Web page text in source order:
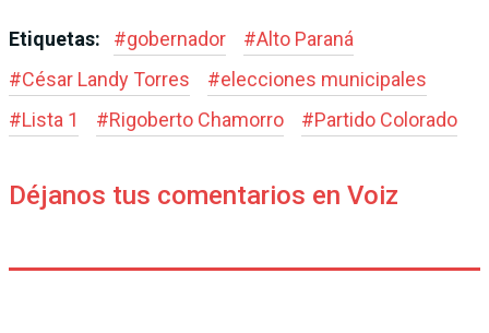
Etiquetas: #gobernador #Alto Paraná
#César Landy Torres #elecciones municipales
#Lista 1 #Rigoberto Chamorro #Partido Colorado
Déjanos tus comentarios en Voiz